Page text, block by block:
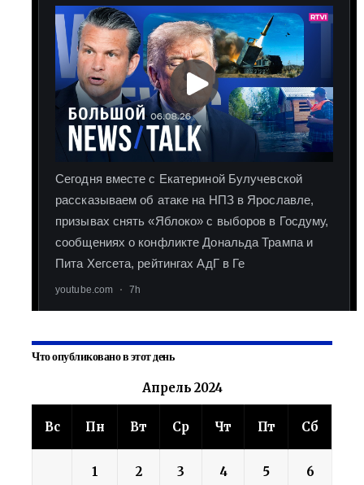
Что опубликовано в этот день
Апрель 2024
Вс Пн Вт Ср Чт Пт Сб
1 2 3 4 5 6